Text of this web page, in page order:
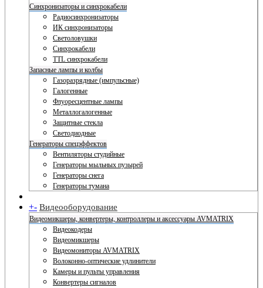
Синхронизаторы и синхрокабели
Радиосинхронизаторы
ИК синхронизаторы
Светоловушки
Синхрокабели
TTL синхрокабели
Запасные лампы и колбы
Газоразрядные (импульсные)
Галогенные
Флуоресцентные лампы
Металлогалогенные
Защитные стекла
Светодиодные
Генераторы спецэффектов
Вентиляторы студийные
Генераторы мыльных пузырей
Генераторы снега
Генераторы тумана
+- Видеооборудование
Видеомикшеры, конвертеры, контроллеры и аксессуары AVMATRIX
Видеокодеры
Видеомикшеры
Видеомониторы AVMATRIX
Волоконно-оптические удлинители
Камеры и пульты управления
Конвертеры сигналов